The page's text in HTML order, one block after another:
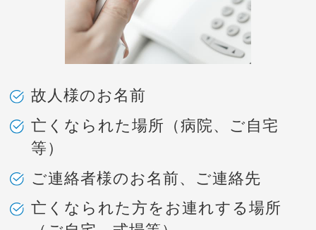
故人様のお名前
亡くなられた場所（病院、ご自宅
等）
ご連絡者様のお名前、ご連絡先
亡くなられた方をお連れする場所